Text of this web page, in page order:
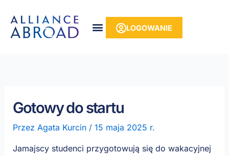
treści
treści
LOGOWANIE
Gotowy do startu
Przez Agata Kurcin / 15 maja 2025 r.
Jamajscy studenci przygotowują się do wakacyjnej